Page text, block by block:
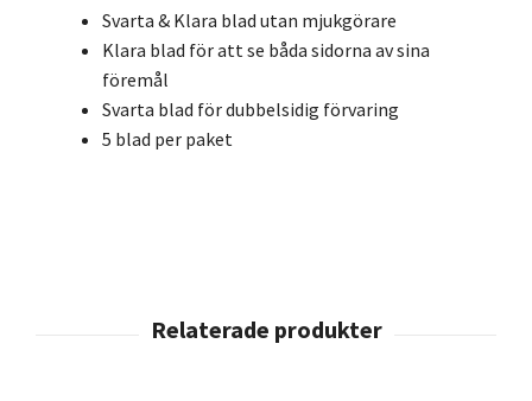
Svarta & Klara blad utan mjukgörare
Klara blad för att se båda sidorna av sina
föremål
Svarta blad för dubbelsidig förvaring
5 blad per paket